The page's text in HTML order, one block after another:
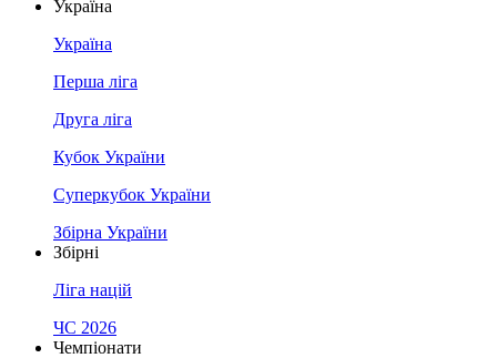
Україна
Україна
Перша ліга
Друга ліга
Кубок України
Суперкубок України
Збірна України
Збірні
Ліга націй
ЧС 2026
Чемпіонати